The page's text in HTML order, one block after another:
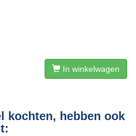
In winkelwagen
kochten, hebben ook